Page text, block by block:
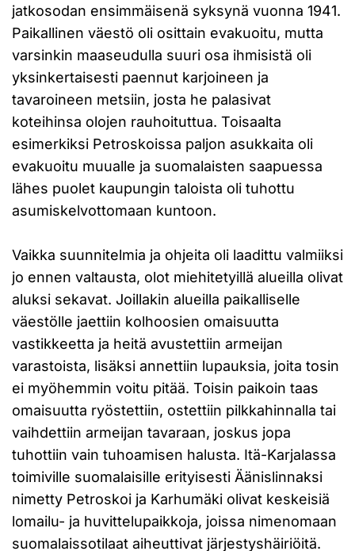
jatkosodan ensimmäisenä syksynä vuonna 1941.
Paikallinen väestö oli osittain evakuoitu, mutta
varsinkin maaseudulla suuri osa ihmisistä oli
yksinkertaisesti paennut karjoineen ja
tavaroineen metsiin, josta he palasivat
koteihinsa olojen rauhoituttua. Toisaalta
esimerkiksi Petroskoissa paljon asukkaita oli
evakuoitu muualle ja suomalaisten saapuessa
lähes puolet kaupungin taloista oli tuhottu
asumiskelvottomaan kuntoon.
Vaikka suunnitelmia ja ohjeita oli laadittu valmiiksi
jo ennen valtausta, olot miehitetyillä alueilla olivat
aluksi sekavat. Joillakin alueilla paikalliselle
väestölle jaettiin kolhoosien omaisuutta
vastikkeetta ja heitä avustettiin armeijan
varastoista, lisäksi annettiin lupauksia, joita tosin
ei myöhemmin voitu pitää. Toisin paikoin taas
omaisuutta ryöstettiin, ostettiin pilkkahinnalla tai
vaihdettiin armeijan tavaraan, joskus jopa
tuhottiin vain tuhoamisen halusta. Itä-Karjalassa
toimiville suomalaisille erityisesti Äänislinnaksi
nimetty Petroskoi ja Karhumäki olivat keskeisiä
lomailu- ja huvittelupaikkoja, joissa nimenomaan
suomalaissotilaat aiheuttivat järjestyshäiriöitä.